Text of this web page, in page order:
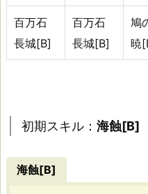
キ
海
途：
百万石
長城[B]
百万石
長城[B]
鳩
暁
初期スキル： 海蝕[B]
海蝕[B]